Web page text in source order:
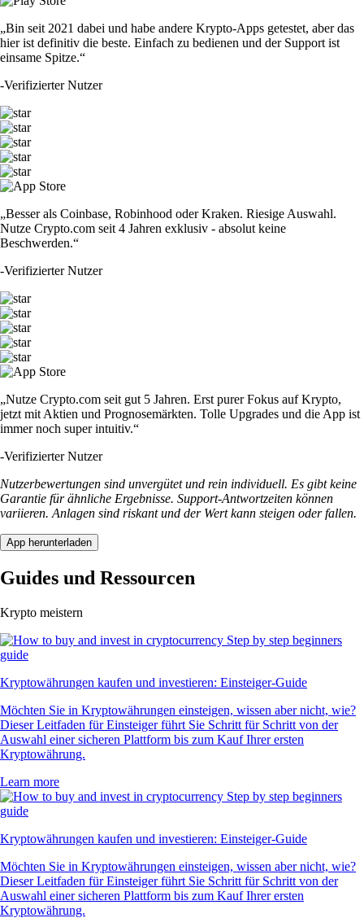
„Bin seit 2021 dabei und habe andere Krypto-Apps getestet, aber das
hier ist definitiv die beste. Einfach zu bedienen und der Support ist
einsame Spitze.“
-Verifizierter Nutzer
„Besser als Coinbase, Robinhood oder Kraken. Riesige Auswahl.
Nutze Crypto.com seit 4 Jahren exklusiv - absolut keine
Beschwerden.“
-Verifizierter Nutzer
„Nutze Crypto.com seit gut 5 Jahren. Erst purer Fokus auf Krypto,
jetzt mit Aktien und Prognosemärkten. Tolle Upgrades und die App ist
immer noch super intuitiv.“
-Verifizierter Nutzer
Nutzerbewertungen sind unvergütet und rein individuell. Es gibt keine
Garantie für ähnliche Ergebnisse. Support-Antwortzeiten können
variieren. Anlagen sind riskant und der Wert kann steigen oder fallen.
App herunterladen
Guides und Ressourcen
Krypto meistern
Kryptowährungen kaufen und investieren: Einsteiger-Guide
Möchten Sie in Kryptowährungen einsteigen, wissen aber nicht, wie?
Dieser Leitfaden für Einsteiger führt Sie Schritt für Schritt von der
Auswahl einer sicheren Plattform bis zum Kauf Ihrer ersten
Kryptowährung.
Learn more
Kryptowährungen kaufen und investieren: Einsteiger-Guide
Möchten Sie in Kryptowährungen einsteigen, wissen aber nicht, wie?
Dieser Leitfaden für Einsteiger führt Sie Schritt für Schritt von der
Auswahl einer sicheren Plattform bis zum Kauf Ihrer ersten
Kryptowährung.